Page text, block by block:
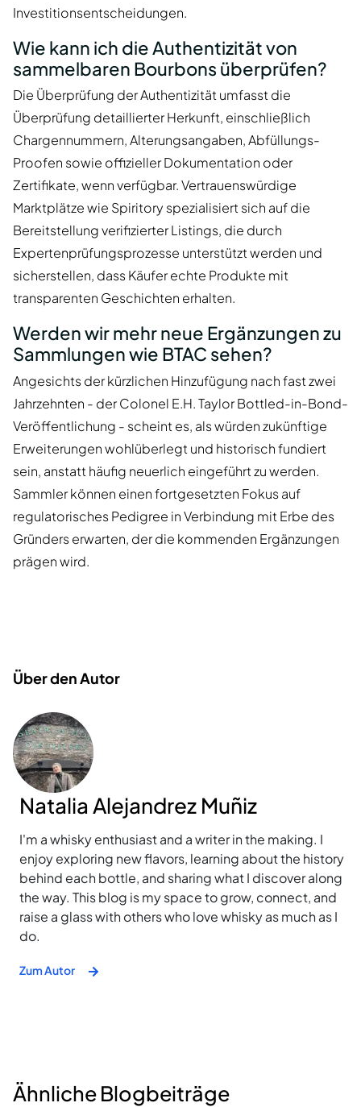
Investitionsentscheidungen.
Wie kann ich die Authentizität von
sammelbaren Bourbons überprüfen?
Die Überprüfung der Authentizität umfasst die
Überprüfung detaillierter Herkunft, einschließlich
Chargennummern, Alterungsangaben, Abfüllungs-
Proofen sowie offizieller Dokumentation oder
Zertifikate, wenn verfügbar. Vertrauenswürdige
Marktplätze wie Spiritory spezialisiert sich auf die
Bereitstellung verifizierter Listings, die durch
Expertenprüfungsprozesse unterstützt werden und
sicherstellen, dass Käufer echte Produkte mit
transparenten Geschichten erhalten.
Werden wir mehr neue Ergänzungen zu
Sammlungen wie BTAC sehen?
Angesichts der kürzlichen Hinzufügung nach fast zwei
Jahrzehnten - der Colonel E.H. Taylor Bottled-in-Bond-
Veröffentlichung - scheint es, als würden zukünftige
Erweiterungen wohlüberlegt und historisch fundiert
sein, anstatt häufig neuerlich eingeführt zu werden.
Sammler können einen fortgesetzten Fokus auf
regulatorisches Pedigree in Verbindung mit Erbe des
Gründers erwarten, der die kommenden Ergänzungen
prägen wird.
Über den Autor
Natalia Alejandrez Muñiz
I'm a whisky enthusiast and a writer in the making. I
enjoy exploring new flavors, learning about the history
behind each bottle, and sharing what I discover along
the way. This blog is my space to grow, connect, and
raise a glass with others who love whisky as much as I
do.
Zum Autor
Ähnliche Blogbeiträge